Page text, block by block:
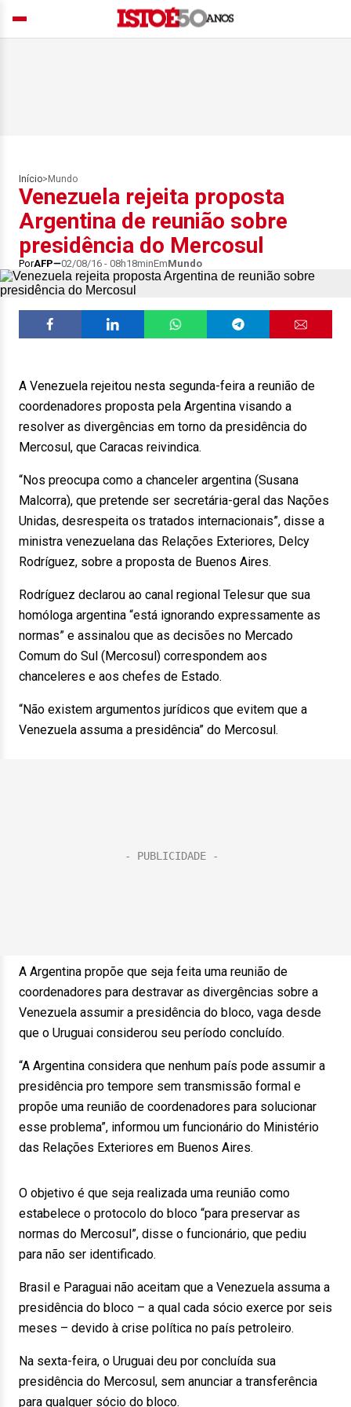
Início> Mundo
Venezuela rejeita proposta
Argentina de reunião sobre
presidência do Mercosul
PorAFP 02/08/16 - 08h18minEmMundo
A Venezuela rejeitou nesta segunda-feira a reunião de
coordenadores proposta pela Argentina visando a
resolver as divergências em torno da presidência do
Mercosul, que Caracas reivindica.
“Nos preocupa como a chanceler argentina (Susana
Malcorra), que pretende ser secretária-geral das Nações
Unidas, desrespeita os tratados internacionais”, disse a
ministra venezuelana das Relações Exteriores, Delcy
Rodríguez, sobre a proposta de Buenos Aires.
Rodríguez declarou ao canal regional Telesur que sua
homóloga argentina “está ignorando expressamente as
normas” e assinalou que as decisões no Mercado
Comum do Sul (Mercosul) correspondem aos
chanceleres e aos chefes de Estado.
“Não existem argumentos jurídicos que evitem que a
Venezuela assuma a presidência” do Mercosul.
A Argentina propõe que seja feita uma reunião de
coordenadores para destravar as divergências sobre a
Venezuela assumir a presidência do bloco, vaga desde
que o Uruguai considerou seu período concluído.
“A Argentina considera que nenhum país pode assumir a
presidência pro tempore sem transmissão formal e
propõe uma reunião de coordenadores para solucionar
esse problema”, informou um funcionário do Ministério
das Relações Exteriores em Buenos Aires.
O objetivo é que seja realizada uma reunião como
estabelece o protocolo do bloco “para preservar as
normas do Mercosul”, disse o funcionário, que pediu
para não ser identificado.
Brasil e Paraguai não aceitam que a Venezuela assuma a
presidência do bloco – a qual cada sócio exerce por seis
meses – devido à crise política no país petroleiro.
Na sexta-feira, o Uruguai deu por concluída sua
presidência do Mercosul, sem anunciar a transferência
para qualquer sócio do bloco.